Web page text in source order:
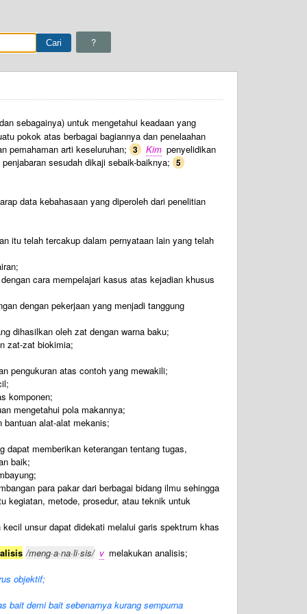
?
sebagainya) untuk mengetahui keadaan yang
pokok atas berbagai bagiannya dan penelaahan
pemahaman arti keseluruhan; 3 Kim penyelidikan
penjabaran sesudah dikaji sebaik-baiknya; 5
data kebahasaan yang diperoleh dari penelitian
itu telah tercakup dalam pernyataan lain yang telah
cara mempelajari kasus atas kejadian khusus
dengan pekerjaan yang menjadi tanggung
dihasilkan oleh zat dengan warna baku;
zat-zat biokimia;
pengukuran atas contoh yang mewakili;
komponen;
mengetahui pola makannya;
alat-alat mekanis;
memberikan keterangan tentang tugas,
baik;
para pakar dari berbagai bidang ilmu sehingga
kegiatan, metode, prosedur, atau teknik untuk
unsur dapat didekati melalui garis spektrum khas
/meng·a·na·li·sis/ v melakukan analisis;
objektif;
bait demi bait sebenarnya kurang sempurna